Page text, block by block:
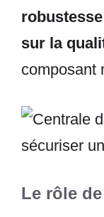
sur la
composant
Le rôle